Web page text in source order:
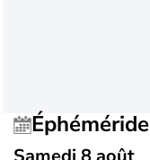
Éphéméride